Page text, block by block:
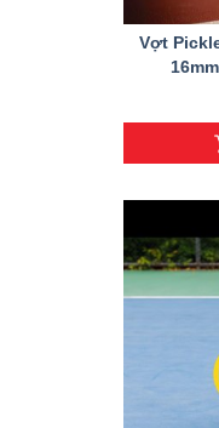
Vợt